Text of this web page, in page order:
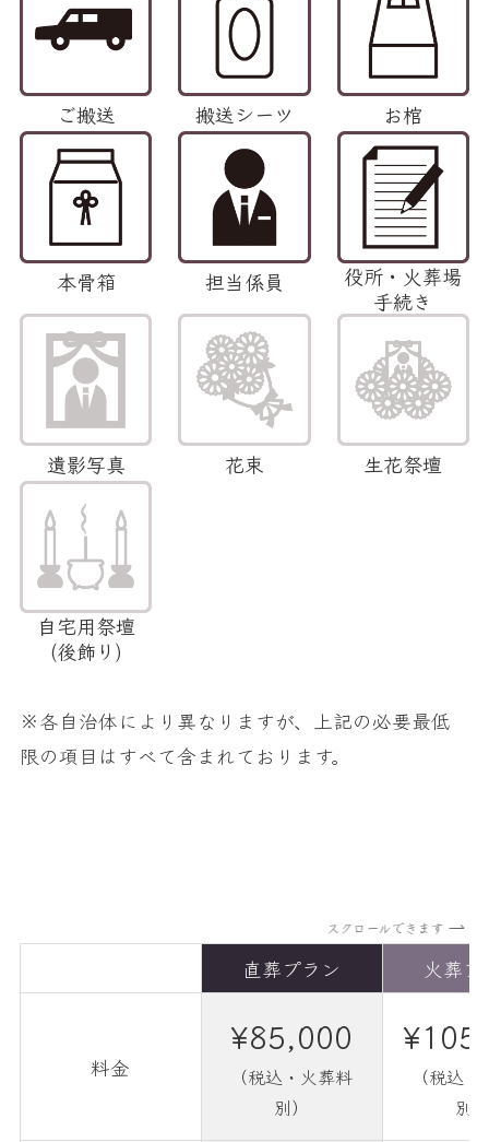
ご搬送 搬送シーツ お棺
本骨箱 担当係員
役所・火葬場
手続き
遺影写真 花束 生花祭壇
自宅用祭壇
(後飾り)
※各自治体により異なりますが、上記の必要最低
限の項目はすべて含まれております。
スクロールできます
直葬プラン 火葬
料金
¥85,000
（税込・火葬料
別）
（税込
別